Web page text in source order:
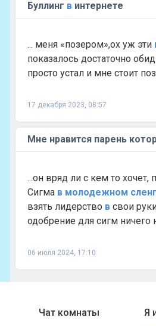
Буллинг в интернете
... меня «позером»,ох уж эти
показалось достаточно
просто устал и мне стоит
17 декабря 2023, 08:57
Мне нравится парень
...он вряд ли с кем то хочет,
Сигма в молодежном
взять лидерство в свои
одобрение для сигм ничего
06 июля 2024, 17:10
Чат комнаты Я